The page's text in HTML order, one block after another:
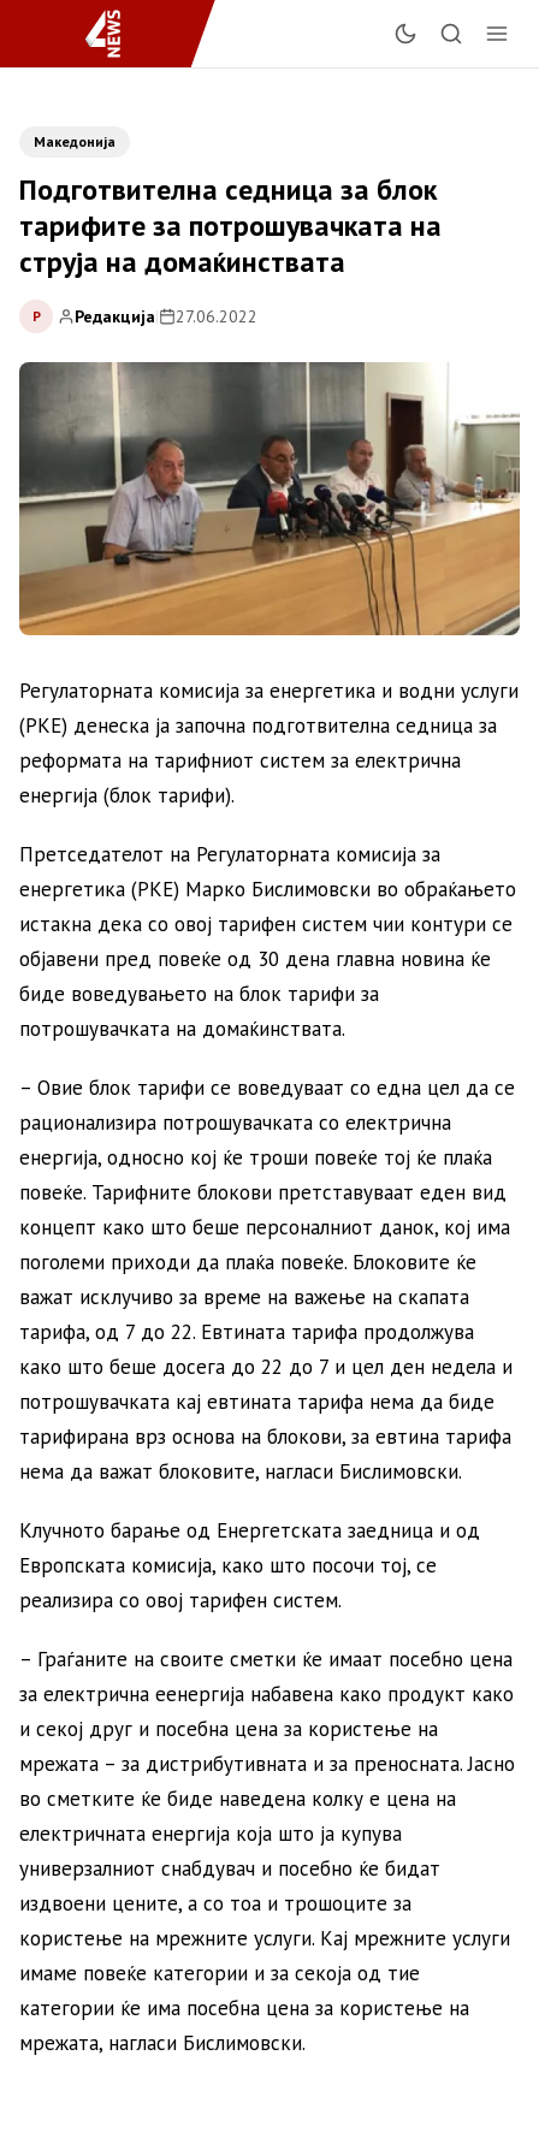
Македонија
Подготвителна седница за блок
тарифите за потрошувачката на
струја на домаќинствата
Р Редакција| 27.06.2022
Регулаторната комисија за енергетика и водни услуги
(РКЕ) денеска ја започна подготвителна седница за
реформата на тарифниот систем за електрична
енергија (блок тарифи).
Претседателот на Регулаторната комисија за
енергетика (РКЕ) Марко Бислимовски во обраќањето
истакна дека со овој тарифен систем чии контури се
објавени пред повеќе од 30 дена главна новина ќе
биде воведувањето на блок тарифи за
потрошувачката на домаќинствата.
– Овие блок тарифи се воведуваат со една цел да се
рационализира потрошувачката со електрична
енергија, односно кој ќе троши повеќе тој ќе плаќа
повеќе. Тарифните блокови претставуваат еден вид
концепт како што беше персоналниот данок, кој има
поголеми приходи да плаќа повеќе. Блоковите ќе
важат исклучиво за време на важење на скапата
тарифа, од 7 до 22. Евтината тарифа продолжува
како што беше досега до 22 до 7 и цел ден недела и
потрошувачката кај евтината тарифа нема да биде
тарифирана врз основа на блокови, за евтина тарифа
нема да важат блоковите, нагласи Бислимовски.
Клучното барање од Енергетската заедница и од
Европската комисија, како што посочи тој, се
реализира со овој тарифен систем.
– Граѓаните на своите сметки ќе имаат посебно цена
за електрична еенергија набавена како продукт како
и секој друг и посебна цена за користење на
мрежата – за дистрибутивната и за преносната. Јасно
во сметките ќе биде наведена колку е цена на
електричната енергија која што ја купува
универзалниот снабдувач и посебно ќе бидат
издвоени цените, а со тоа и трошоците за
користење на мрежните услуги. Кај мрежните услуги
имаме повеќе категории и за секоја од тие
категории ќе има посебна цена за користење на
мрежата, нагласи Бислимовски.